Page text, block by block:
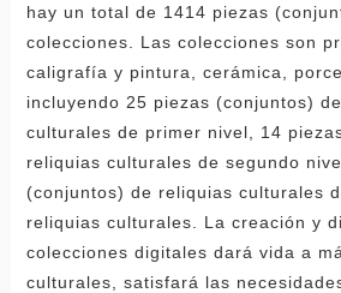
hay un total de 1414 piezas
colecciones. Las colecciones son
caligrafía y pintura, cerámica,
incluyendo 25 piezas (conjuntos)
culturales de primer nivel, 14
reliquias culturales de segundo
(conjuntos) de reliquias culturales
reliquias culturales. La creación y
colecciones digitales dará vida a
culturales, satisfará las